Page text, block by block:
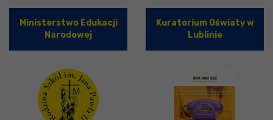
Ministerstwo Edukacji
Narodowej
Kuratorium Oświaty w
Lublinie